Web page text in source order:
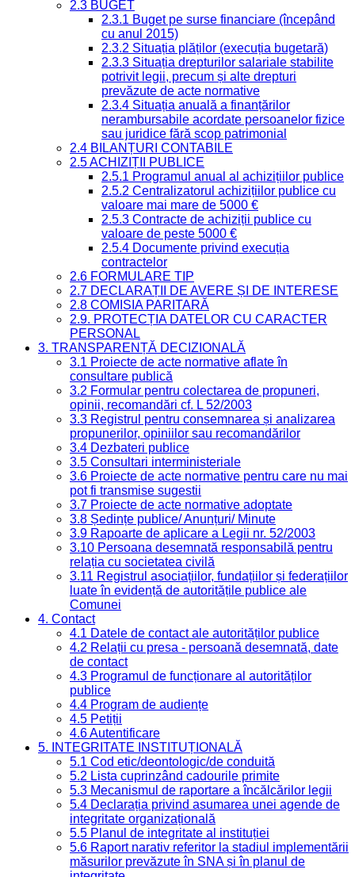
2.3 BUGET
2.3.1 Buget pe surse financiare (începând
cu anul 2015)
2.3.2 Situația plăților (execuția bugetară)
2.3.3 Situația drepturilor salariale stabilite
potrivit legii, precum și alte drepturi
prevăzute de acte normative
2.3.4 Situația anuală a finanțărilor
nerambursabile acordate persoanelor fizice
sau juridice fără scop patrimonial
2.4 BILANȚURI CONTABILE
2.5 ACHIZIȚII PUBLICE
2.5.1 Programul anual al achizițiilor publice
2.5.2 Centralizatorul achizițiilor publice cu
valoare mai mare de 5000 €
2.5.3 Contracte de achiziții publice cu
valoare de peste 5000 €
2.5.4 Documente privind execuția
contractelor
2.6 FORMULARE TIP
2.7 DECLARAȚII DE AVERE ȘI DE INTERESE
2.8 COMISIA PARITARĂ
2.9. PROTECȚIA DATELOR CU CARACTER
PERSONAL
3. TRANSPARENȚĂ DECIZIONALĂ
3.1 Proiecte de acte normative aflate în
consultare publică
3.2 Formular pentru colectarea de propuneri,
opinii, recomandări cf. L 52/2003
3.3 Registrul pentru consemnarea și analizarea
propunerilor, opiniilor sau recomandărilor
3.4 Dezbateri publice
3.5 Consultari interministeriale
3.6 Proiecte de acte normative pentru care nu mai
pot fi transmise sugestii
3.7 Proiecte de acte normative adoptate
3.8 Ședințe publice/ Anunțuri/ Minute
3.9 Rapoarte de aplicare a Legii nr. 52/2003
3.10 Persoana desemnată responsabilă pentru
relația cu societatea civilă
3.11 Registrul asociațiilor, fundațiilor și federațiilor
luate în evidență de autoritățile publice ale
Comunei
4. Contact
4.1 Datele de contact ale autorităților publice
4.2 Relații cu presa - persoană desemnată, date
de contact
4.3 Programul de funcționare al autorităților
publice
4.4 Program de audiențe
4.5 Petiții
4.6 Autentificare
5. INTEGRITATE INSTITUȚIONALĂ
5.1 Cod etic/deontologic/de conduită
5.2 Lista cuprinzând cadourile primite
5.3 Mecanismul de raportare a încălcărilor legii
5.4 Declarația privind asumarea unei agende de
integritate organizațională
5.5 Planul de integritate al instituției
5.6 Raport narativ referitor la stadiul implementării
măsurilor prevăzute în SNA și în planul de